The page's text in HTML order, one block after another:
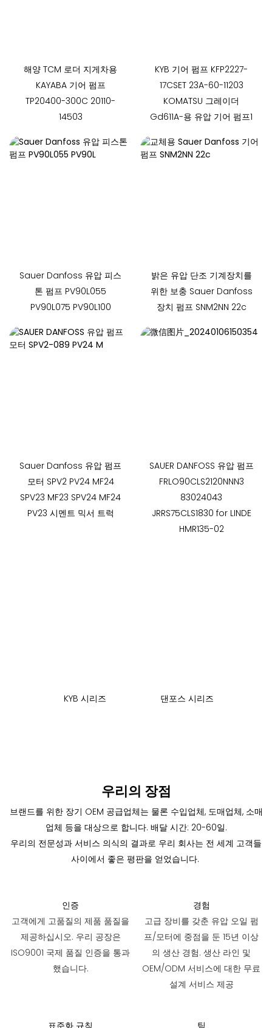
해양 TCM 로더 지게차용
KAYABA 기어 펌프
TP20400-300C 20110-
14503
KYB 기어 펌프 KFP2227-
17CSET 23A-60-11203
KOMATSU 그레이더
Gd611A-용 유압 기어 펌프1
Sauer Danfoss 유압 피스
톤 펌프 PV90L055
PV90L075 PV90L100
밝은 유압 단조 기계장치를
위한 보충 Sauer Danfoss
장치 펌프 SNM2NN 22c
Sauer Danfoss 유압 펌프
모터 SPV2 PV24 MF24
SPV23 MF23 SPV24 MF24
PV23 시멘트 믹서 트럭
SAUER DANFOSS 유압 펌프
FRLO90CLS2120NNN3
83024043
JRRS75CLS1830 for LINDE
HMR135-02
KYB 시리즈 댄포스 시리즈
우리의 장점
브랜드를 위한 장기 OEM 공급업체는 물론 수입업체, 도매업체, 소매
업체 등을 대상으로 합니다. 배달 시간: 20-60일.
우리의 전문성과 서비스 의식의 결과로 우리 회사는 전 세계 고객들
사이에서 좋은 평판을 얻었습니다.
인증
고객에게 고품질의 제품 품질을
제공하십시오. 우리 공장은
ISO9001 국제 품질 인증을 통과
했습니다.
경험
고급 장비를 갖춘 유압 오일 펌
프/모터에 중점을 둔 15년 이상
의 생산 경험. 생산 라인 및
OEM/ODM 서비스에 대한 무료
설계 서비스 제공